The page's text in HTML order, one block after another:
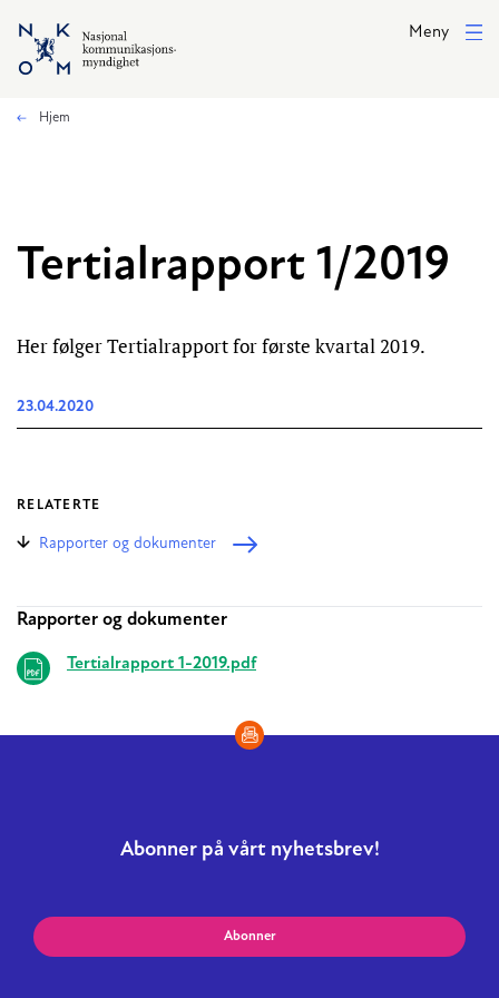
Hopp til hovedinnhold
Meny
Hjem
Tertialrapport 1/2019
Her følger Tertialrapport for første kvartal 2019.
23.04.2020
RELATERTE
Rapporter og dokumenter
Relaterte
Rapporter og dokumenter
Tertialrapport 1-2019.pdf
Abonner på vårt nyhetsbrev!
Abonner